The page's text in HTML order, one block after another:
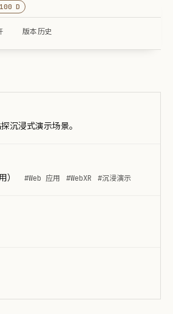
D
版本历史
沉浸式演示场景。
） #Web 应用 #WebXR #沉浸演示